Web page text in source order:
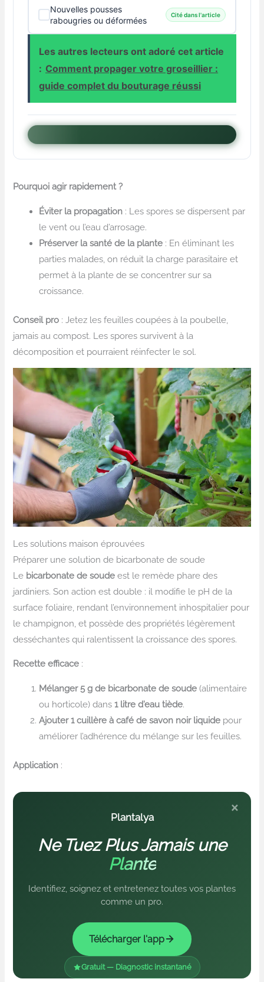
Nouvelles pousses
rabougries ou déformées
Cité dans l'article
Les autres lecteurs ont adoré cet article
: Comment propager votre groseillier :
guide complet du bouturage réussi
Pourquoi agir rapidement ?
Éviter la propagation : Les spores se dispersent par
le vent ou l’eau d’arrosage.
Préserver la santé de la plante : En éliminant les
parties malades, on réduit la charge parasitaire et
permet à la plante de se concentrer sur sa
croissance.
Conseil pro : Jetez les feuilles coupées à la poubelle,
jamais au compost. Les spores survivent à la
décomposition et pourraient réinfecter le sol.
Les solutions maison éprouvées
Préparer une solution de bicarbonate de soude
Le bicarbonate de soude est le remède phare des
jardiniers. Son action est double : il modifie le pH de la
surface foliaire, rendant l’environnement inhospitalier pour
le champignon, et possède des propriétés légèrement
desséchantes qui ralentissent la croissance des spores.
Recette efficace :
Mélanger 5 g de bicarbonate de soude (alimentaire
ou horticole) dans1 litre d’eau tiède.
Ajouter 1 cuillère à café de savon noir liquide pour
améliorer l’adhérence du mélange sur les feuilles.
Application :
×
Plantalya
Ne Tuez Plus Jamais une
Plante
Identifiez, soignez et entretenez toutes vos plantes
comme un pro.
Télécharger l'app
Gratuit — Diagnostic instantané